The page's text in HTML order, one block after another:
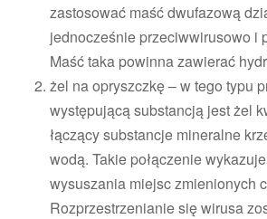
zastosować maść dwufazową
jednocześnie przeciwwirusowo i
Maść taka powinna zawierać
żel na opryszczkę– w tego typu
występującą substancją jest żel
łączący substancje mineralne
wodą. Takie połączenie
wysuszania miejsc zmienionych
Rozprzestrzenianie się wirusa